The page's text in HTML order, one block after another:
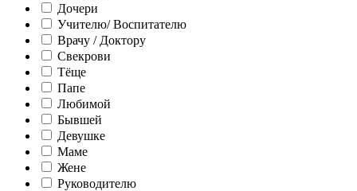
Дочери
Учителю/ Воспитателю
Врачу / Доктору
Свекрови
Тёще
Папе
Любимой
Бывшей
Девушке
Маме
Жене
Руководителю